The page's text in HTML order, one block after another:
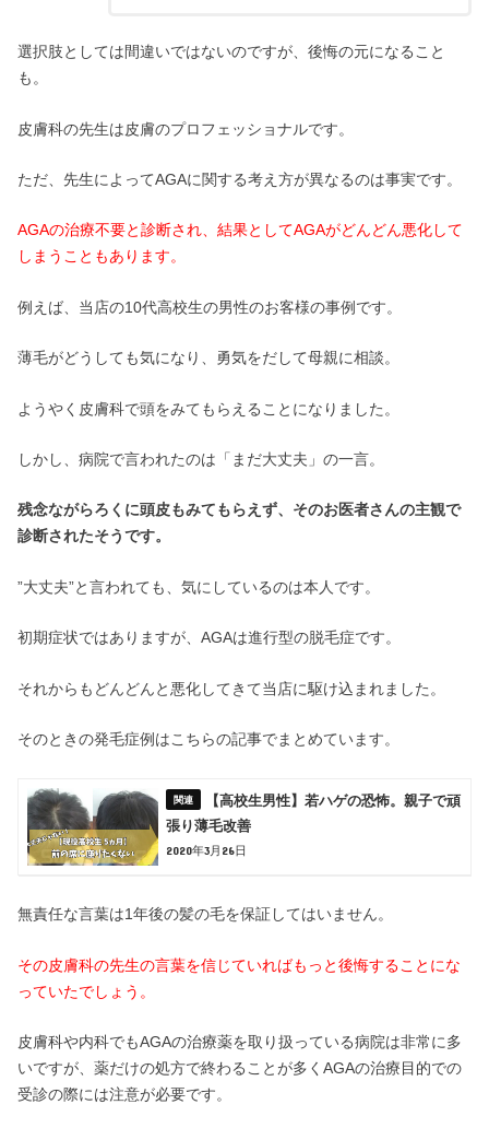
選択肢としては間違いではないのですが、後悔の元になること
も。
皮膚科の先生は皮膚のプロフェッショナルです。
ただ、先生によってAGAに関する考え方が異なるのは事実です。
AGAの治療不要と診断され、結果としてAGAがどんどん悪化して
しまうこともあります。
例えば、当店の10代高校生の男性のお客様の事例です。
薄毛がどうしても気になり、勇気をだして母親に相談。
ようやく皮膚科で頭をみてもらえることになりました。
しかし、病院で言われたのは「まだ大丈夫」の一言。
残念ながらろくに頭皮もみてもらえず、そのお医者さんの主観で
診断されたそうです。
”大丈夫”と言われても、気にしているのは本人です。
初期症状ではありますが、AGAは進行型の脱毛症です。
それからもどんどんと悪化してきて当店に駆け込まれました。
そのときの発毛症例はこちらの記事でまとめています。
【高校生男性】若ハゲの恐怖。親子で頑
張り薄毛改善
2020年3月26日
無責任な言葉は1年後の髪の毛を保証してはいません。
その皮膚科の先生の言葉を信じていればもっと後悔することにな
っていたでしょう。
皮膚科や内科でもAGAの治療薬を取り扱っている病院は非常に多
いですが、薬だけの処方で終わることが多くAGAの治療目的での
受診の際には注意が必要です。